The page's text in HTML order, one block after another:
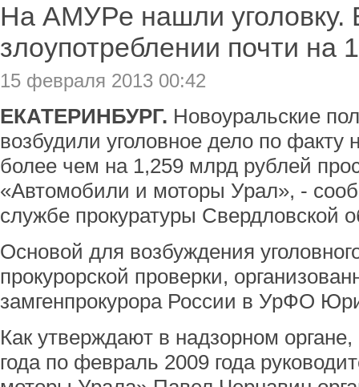
На АМУРе нашли уголовку.
злоупотреблении почти на
15 февраля 2013 00:42
ЕКАТЕРИНБУРГ. Новоуральские
возбудили уголовное дело по факту
более чем на 1,259 млрд рублей
«Автомобили и моторы Урал», -
службе прокуратуры Свердловской
Основой для возбуждения
прокурорской проверки,
замгенпрокурора России в УрФО
Как утверждают в надзорном
года по февраль 2009 года